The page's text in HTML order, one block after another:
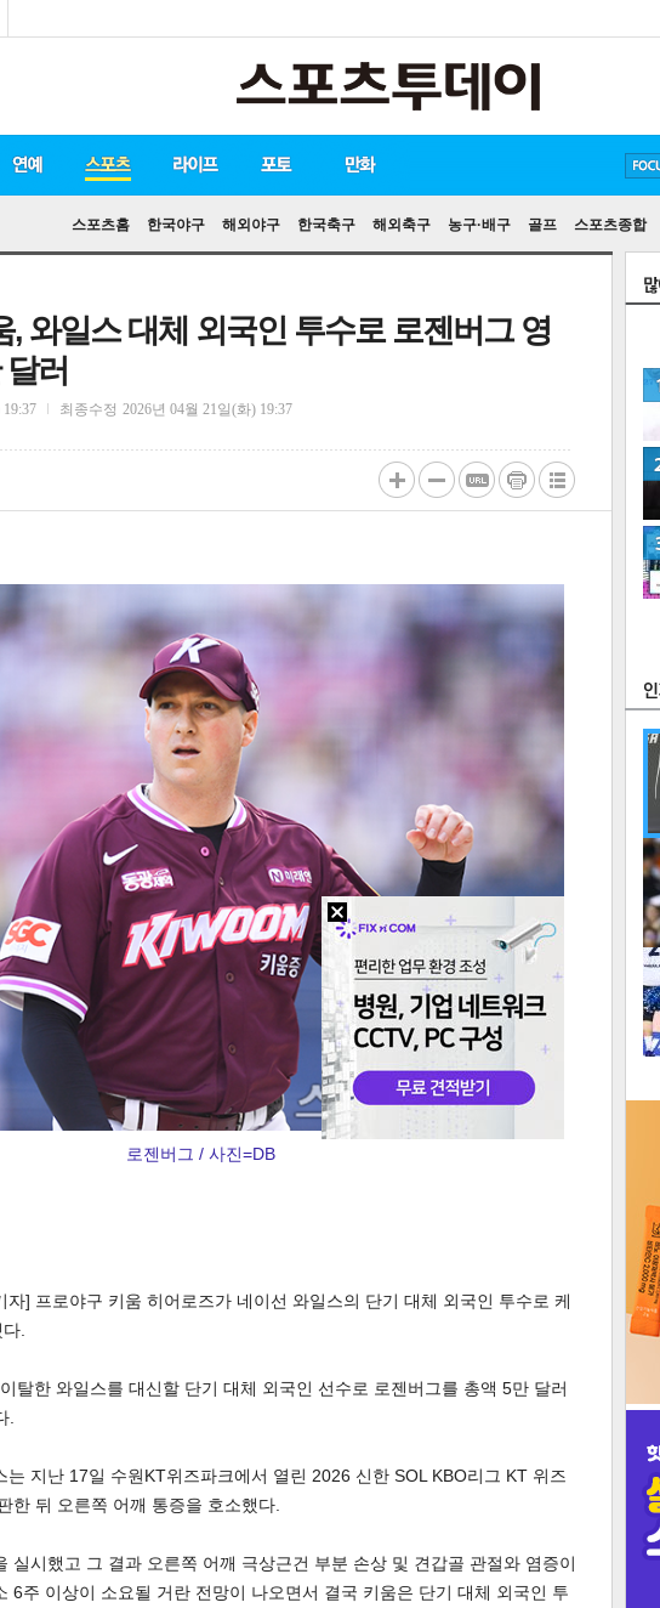
스포츠홈 한국야구 해외야구 한국축구 해외축구 농구·배구 골프 스포츠종합
라이프
방탄소년단
손흥민
유아인
, 와일스 대체 외국인 투수로 로젠버그 영
러
최종수정 2026년 04월 21일(화) 19:37
텍스 텍스 url 복 인쇄
로젠버그 / 사진=DB
자] 프로야구 키움 히어로즈가 네이선 와일스의 단기 대체 외국인 투수로 케
.
탈한 와일스를 대신할 단기 대체 외국인 선수로 로젠버그를 총액 5만 달러
.
는 지난 17일 수원KT위즈파크에서 열린 2026 신한 SOL KBO리그 KT 위즈
한 뒤 오른쪽 어깨 통증을 호소했다.
실시했고 그 결과 오른쪽 어깨 극상근건 부분 손상 및 견갑골 관절와 염증이
6주 이상이 소요될 거란 전망이 나오면서 결국 키움은 단기 대체 외국인 투
연예
2